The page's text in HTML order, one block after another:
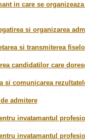
in care se
si organizarea
si transmiterea
candidatilor care
si comunicarea
admitere
invatamantul
invatamantul